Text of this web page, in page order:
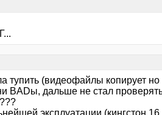
тупить (видеофайлы копирует
BADы, дальше не стал